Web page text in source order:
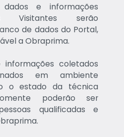
e informações
Visitantes serão
de dados do Portal,
a Obraprima.
coletados
em ambiente
o estado da técnica
poderão ser
qualificadas e